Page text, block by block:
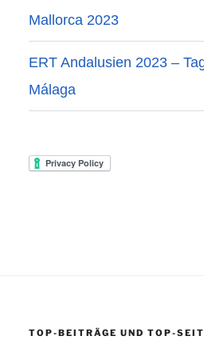
Mallorca 2023
ERT Andalusien 2023 –
Málaga
TOP-BEITRÄGE UND TOP-